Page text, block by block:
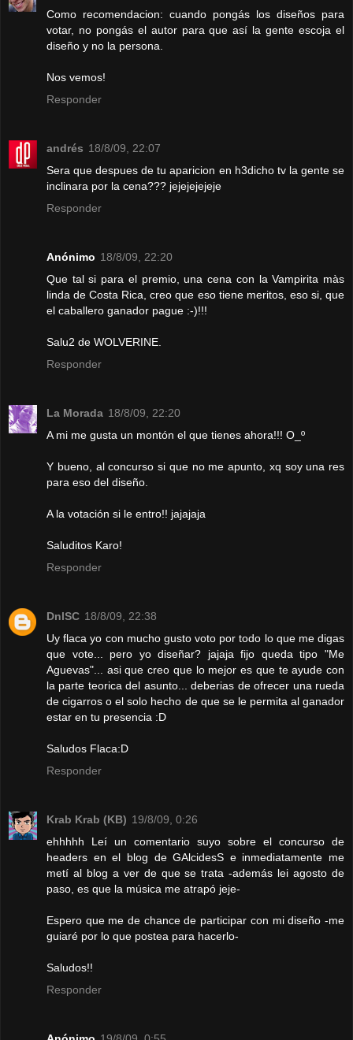
Como recomendacion: cuando pongás los diseños para
votar, no pongás el autor para que así la gente escoja el
diseño y no la persona.
Nos vemos!
Responder
andrés 18/8/09, 22:07
Sera que despues de tu aparicion en h3dicho tv la gente se
inclinara por la cena??? jejejejejeje
Responder
Anónimo 18/8/09, 22:20
Que tal si para el premio, una cena con la Vampirita màs
linda de Costa Rica, creo que eso tiene meritos, eso si, que
el caballero ganador pague :-)!!!
Salu2 de WOLVERINE.
Responder
La Morada 18/8/09, 22:20
A mi me gusta un montón el que tienes ahora!!! O_º
Y bueno, al concurso si que no me apunto, xq soy una res
para eso del diseño.
A la votación si le entro!! jajajaja
Saluditos Karo!
Responder
DnlSC 18/8/09, 22:38
Uy flaca yo con mucho gusto voto por todo lo que me digas
que vote... pero yo diseñar? jajaja fijo queda tipo "Me
Aguevas"... asi que creo que lo mejor es que te ayude con
la parte teorica del asunto... deberias de ofrecer una rueda
de cigarros o el solo hecho de que se le permita al ganador
estar en tu presencia :D
Saludos Flaca:D
Responder
Krab Krab (KB) 19/8/09, 0:26
ehhhhh Leí un comentario suyo sobre el concurso de
headers en el blog de GAlcidesS e inmediatamente me
metí al blog a ver de que se trata -además lei agosto de
paso, es que la música me atrapó jeje-
Espero que me de chance de participar con mi diseño -me
guiaré por lo que postea para hacerlo-
Saludos!!
Responder